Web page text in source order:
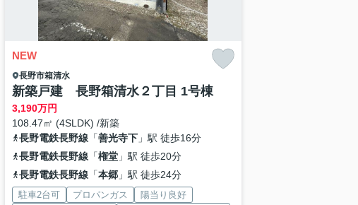
NEW
長野市箱清水
新築戸建 長野箱清水２丁目 1号棟
3,190万円
108.47㎡ (4SLDK) /新築
長野電鉄長野線「善光寺下」駅 徒歩16分
長野電鉄長野線「権堂」駅 徒歩20分
長野電鉄長野線「本郷」駅 徒歩24分
駐車2台可 プロパンガス
陽当り良好